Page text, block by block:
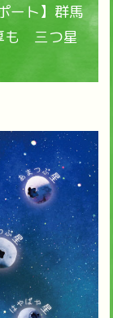
ート】群馬
も 三つ星